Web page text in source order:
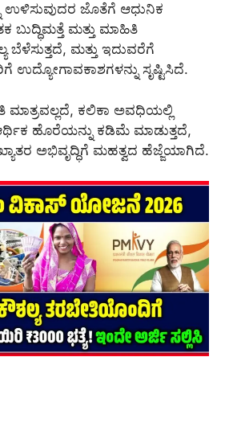
ಉಳಿಸುವುದರ ಜೊತೆಗೆ ಆಧುನಿಕ
ಬುದ್ಧಿಮತ್ತೆ ಮತ್ತು ಮಾಹಿತಿ
ಬೆಳೆಸುತ್ತದೆ, ಮತ್ತು ಇದುವರೆಗೆ
ಉದ್ಯೋಗಾವಕಾಶಗಳನ್ನು ಸೃಷ್ಟಿಸಿದೆ.
ಮಾತ್ರವಲ್ಲದೆ, ಕಲಿಕಾ ಅವಧಿಯಲ್ಲಿ
ಹೊರೆಯನ್ನು ಕಡಿಮೆ ಮಾಡುತ್ತದೆ,
ಅಭಿವೃದ್ಧಿಗೆ ಮಹತ್ವದ ಹೆಜ್ಜೆಯಾಗಿದೆ.